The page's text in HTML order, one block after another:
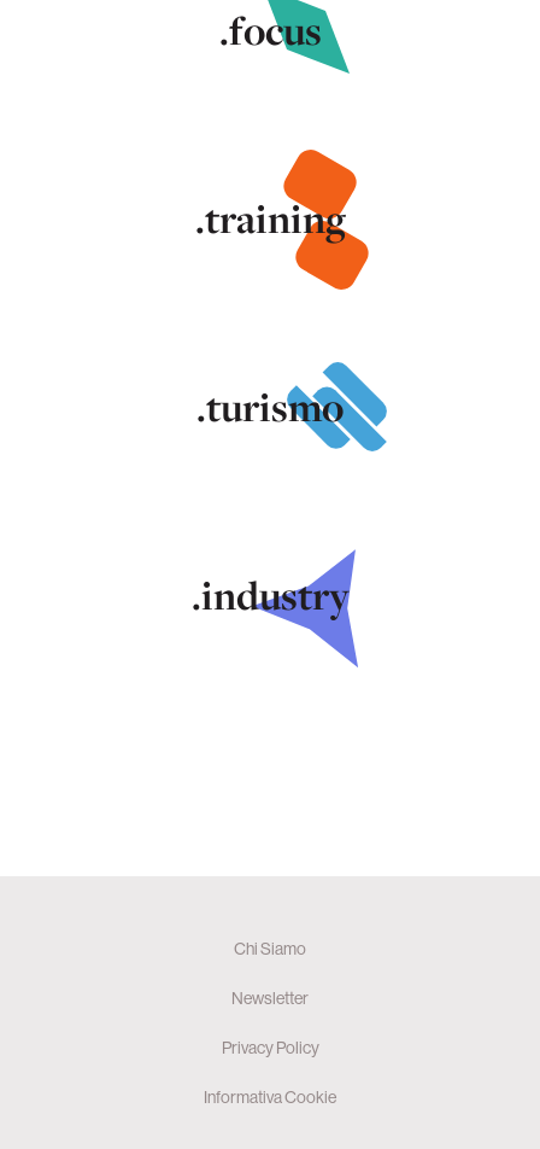
.focus
.training
.turismo
.industry
Chi Siamo
Newsletter
Privacy Policy
Informativa Cookie